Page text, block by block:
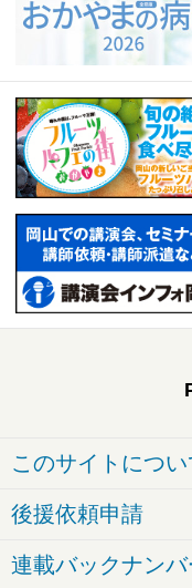
このサイトについ
後援依頼申請
連載バックナンバ